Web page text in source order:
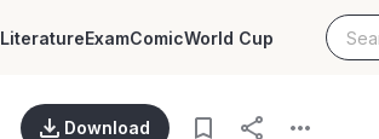
LiteratureExamComicWorld Cup
Download